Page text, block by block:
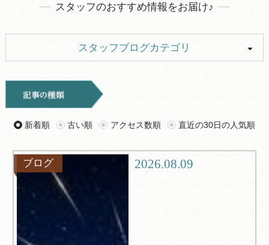
スタッフのおすすめ情報をお届け♪
スタッフブログカテゴリ
お知らせ
ツアー グルメ
観光
Q＆A
新着順 古い順 アクセス数順 直近の30日の人気順
ブログ 2026.08.09